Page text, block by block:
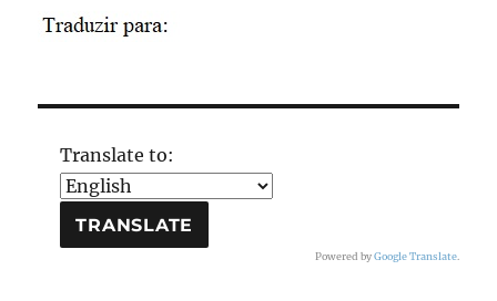
Translate to:
Powered byGoogle Translate.